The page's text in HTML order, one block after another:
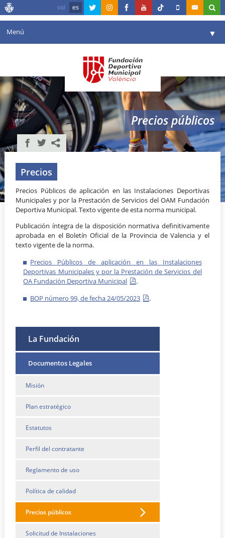
val es
Menú ▼
Agenda
Instalaciones
Comunicación ▼
Valencia en deporte ▼
Portal de Transparencia
Reservas
Precios públicos
Precios
Precios Públicos de aplicación en las Instalaciones Deportivas
Municipales y por la Prestación de Servicios del OAM Fundación
Deportiva Municipal. Texto vigente de esta norma municipal.
Publicación íntegra de la disposición normativa definitivamente
aprobada en el Boletín Oficial de la Provincia de Valencia y el
texto vigente de la norma.
Precios Públicos de aplicación en las Instalaciones
Deportivas Municipales y por la Prestación de Servicios del
OA Fundación Deportiva Municipal
.
BOP número 99, de fecha 24/05/2023
.
La Fundación
Documentos Legales
Misión
Plan estratégico
Estatutos
Perfil del contratante
Reglamento de uso
Política de calidad
Precios públicos
Solicitud de Instalaciones